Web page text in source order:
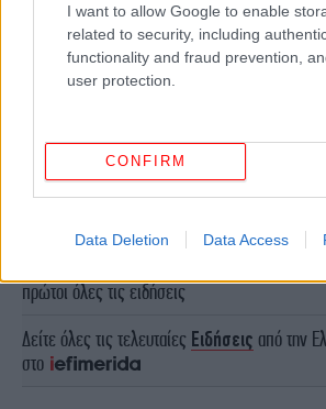
I want to allow Google to enable
related to security, including
functionality and fraud prevention,
user protection.
CONFIRM
Data Deletion Data Access
ΠΕΡΙΣΣΟΤΕΡΑ ΒΙΝΤΕΟ
πρώτοι όλες τις ειδήσεις
Δείτε όλες τις τελευταίες Ειδήσεις από την
στο